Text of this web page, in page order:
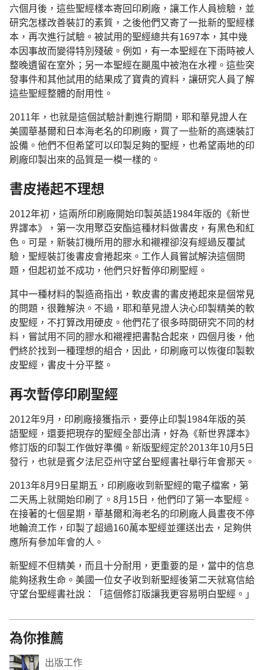
六個月後，這些聖經樣本寄回印刷廠，讓工作人員檢驗，並
研究怎樣改善裝訂的素質，之後他們又寄了一批新的聖經樣
本，再次進行試驗。被試用的聖經總共有1697本，其中幾
本因事故而變得特別殘破。例如，有一本聖經在下雨時被人
整晚遺留在室外；另一本聖經在颶風中被泡在水裡。這些突
發事件和其他試用的結果成了寶貴的資料，讓研究人員了解
這些聖經整體的耐用性。
2011年，也就是這個試驗計劃進行期間，耶和華見證人在
美國華基爾和日本海老名的印刷廠，買了一些新的高速裝訂
設備。他們不但希望可以印製足夠的聖經，也希望兩地的印
刷廠印製出來的品質是一模一樣的。
書皮捲起不理想
2012年初，這兩所印刷廠開始印製英語1984年版的《新世
界譯本》，第一次用聚亞安酯這種材料做書皮，有黑色和紅
色。可是，新裝訂機所用的膠水和襯裡卻沒有經過反覆試
驗，聖經裝訂後書皮會捲起來。工作人員嘗試解決這個問
題，但起初並不成功，他們只好暫停印刷聖經。
其中一種材料的製造商指出，軟皮書的書皮捲起來是個常見
的問題，很難解決。不過，耶和華見證人決心印製精美的軟
皮聖經，不打算改用硬皮。他們花了很多時間研究不同的材
料，嘗試用不同的膠水和襯裡把書黏合起來，四個月後，他
們終於找到一種理想的組合，因此，印刷廠可以恢復印製軟
皮聖經，書皮十分平整。
再次暫停印刷聖經
2012年9月，印刷廠接獲指示，要停止印製1984年版的英
語聖經，還要把現存的聖經全部出清，好為《新世界譯本》
修訂版的印製工作做好準備。新版聖經定於2013年10月5日
發行，也就是賓夕法尼亞州守望台聖經書社舉行年會那天。
2013年8月9日星期五，印刷廠收到新聖經的電子檔案，第
二天馬上就開始印刷了。8月15日，他們印了第一本聖經。
在接著的七個星期，華基爾和海老名的印刷廠人員晝夜不停
地輪流工作，印製了超過160萬本聖經並運送出去，足夠供
應所有參加年會的人。
新聖經不但精美，而且十分耐用，更重要的是，當中的信息
能夠拯救生命。美國一位女子收到新聖經後第二天就寫信給
守望台聖經書社說：「這個修訂版讓我更容易明白聖經。」
為你推薦
出版工作